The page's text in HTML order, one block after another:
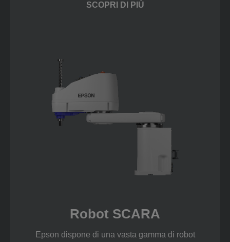
SCOPRI DI PIÙ
Robot SCARA
Epson dispone di una vasta gamma di robot